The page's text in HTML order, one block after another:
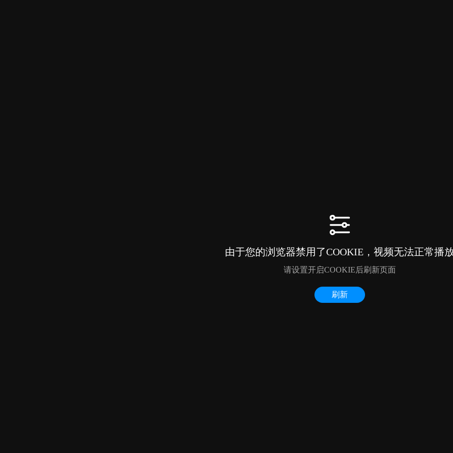
由于您的浏览器禁用了COOKIE，视频无法正常播
请设置开启COOKIE后刷新页面
刷新